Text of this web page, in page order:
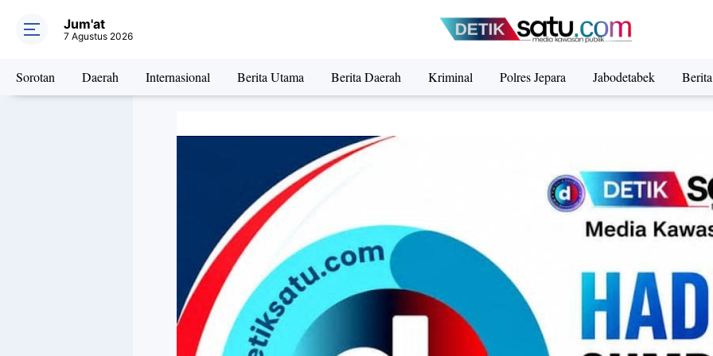
Jum'at
7 Agustus 2026
Sorotan Daerah Internasional Berita Utama Berita Daerah Kriminal Polres Jepara Jabodetabek